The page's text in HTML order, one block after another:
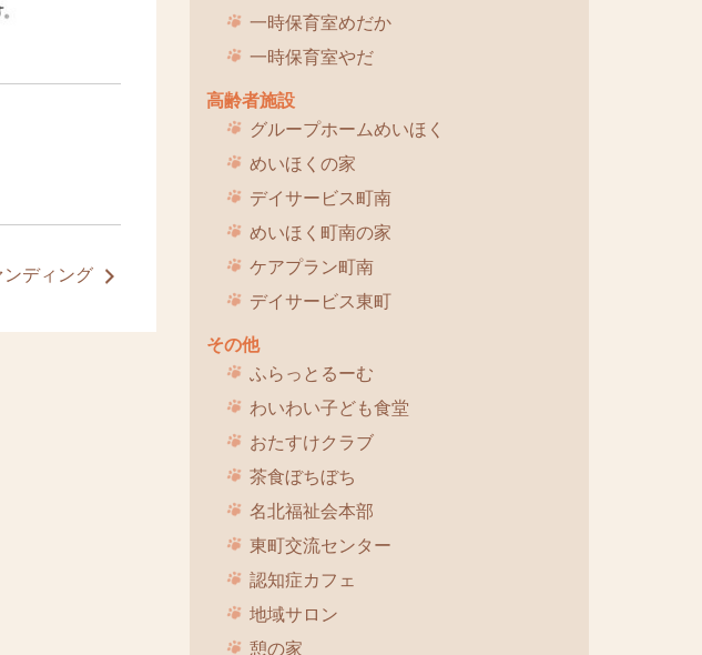
ディング
一時保育室めだか
一時保育室やだ
高齢者施設
グループホームめいほく
めいほくの家
デイサービス町南
めいほく町南の家
ケアプラン町南
デイサービス東町
その他
ふらっとるーむ
わいわい子ども食堂
おたすけクラブ
茶食ぼちぼち
名北福祉会本部
東町交流センター
認知症カフェ
地域サロン
憩の家